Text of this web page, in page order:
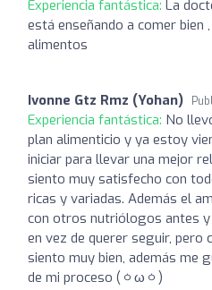
Experiencia fantástica: La
está enseñando a comer bien
alimentos
Ivonne Gtz Rmz (Yohan)
Experiencia fantástica: No
plan alimenticio y ya estoy
iniciar para llevar una mejor
siento muy satisfecho con
ricas y variadas. Además el
con otros nutriólogos antes y
en vez de querer seguir, pero
siento muy bien, además me
de mi proceso (⁠ㆁ⁠ω⁠ㆁ⁠)